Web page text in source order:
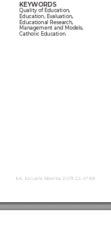
KEYWORDS
Quality of Education,
Education, Evaluation,
Educational Research,
Management and Models,
Catholic Education.
EA, Escuela Abierta, 2019, 22, 47-68